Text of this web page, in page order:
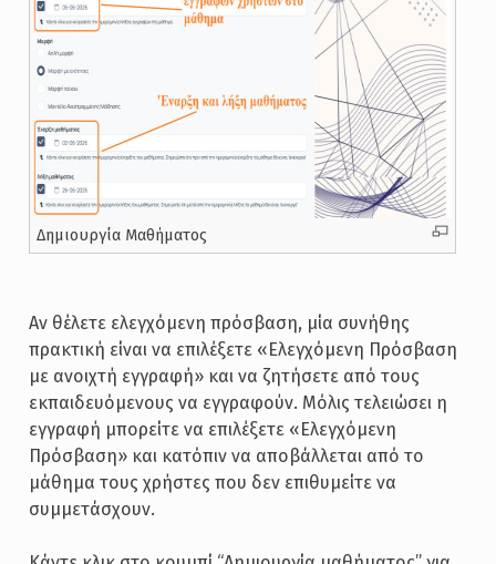
Δημιουργία Μαθήματος
Αν θέλετε ελεγχόμενη πρόσβαση, μία συνήθης
πρακτική είναι να επιλέξετε «Ελεγχόμενη Πρόσβαση
με ανοιχτή εγγραφή» και να ζητήσετε από τους
εκπαιδευόμενους να εγγραφούν. Μόλις τελειώσει η
εγγραφή μπορείτε να επιλέξετε «Ελεγχόμενη
Πρόσβαση» και κατόπιν να αποβάλλεται από το
μάθημα τους χρήστες που δεν επιθυμείτε να
συμμετάσχουν.